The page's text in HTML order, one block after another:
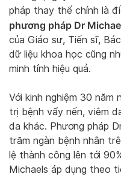
pháp thay thế chính là
phương pháp Dr
của Giáo sư, Tiến sĩ,
dữ liệu khoa học cũng
minh tính hiệu quả.
Với kinh nghiệm 30
trị bệnh vẩy nến, viêm
da khác. Phương pháp
trăm ngàn bệnh nhân
lệ thành công lên tới
Michaels áp dụng theo